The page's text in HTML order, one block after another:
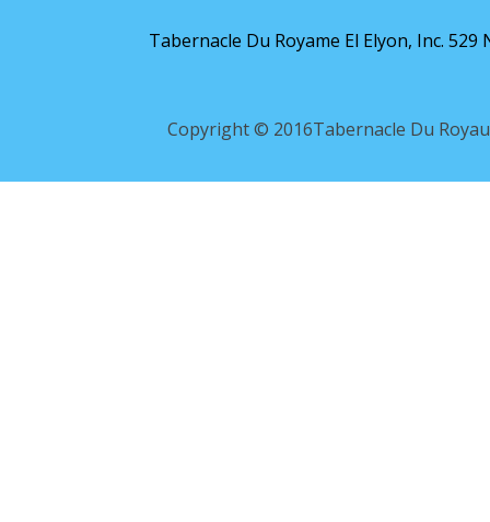
Copyright © 2016Tabernacle Du
Tabernacle Du Royame El Elyon, Inc.